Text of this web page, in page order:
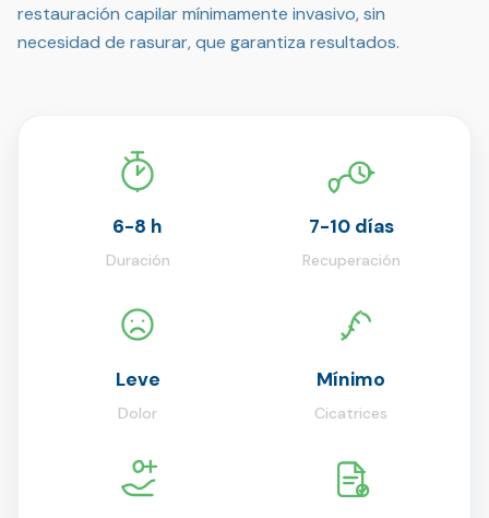
restauración capilar mínimamente invasivo, sin
necesidad de rasurar, que garantiza resultados.
6-8 h
Duración
7-10 días
Recuperación
Leve
Dolor
Mínimo
Cicatrices